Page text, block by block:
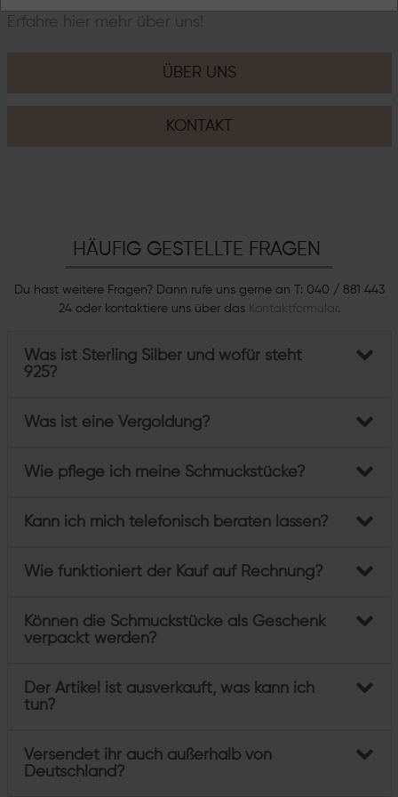
Erfahre hier mehr über uns!
ÜBER UNS
KONTAKT
HÄUFIG GESTELLTE FRAGEN
Du hast weitere Fragen? Dann rufe uns gerne an T: 040 / 881 443
24 oder kontaktiere uns über das
Kontaktformular.
Was ist Sterling Silber und wofür steht
925?
Was ist eine Vergoldung?
Wie pflege ich meine Schmuckstücke?
Kann ich mich telefonisch beraten lassen?
Wie funktioniert der Kauf auf Rechnung?
Können die Schmuckstücke als Geschenk
verpackt werden?
Der Artikel ist ausverkauft, was kann ich
tun?
Versendet ihr auch außerhalb von
Deutschland?